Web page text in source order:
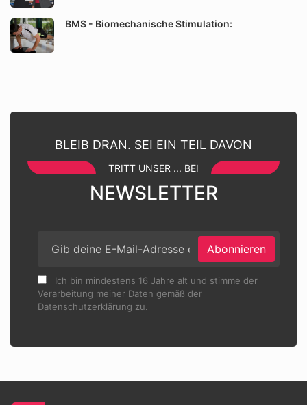
BMS - Biomechanische Stimulation:
BLEIB DRAN. SEI EIN TEIL DAVON
TRITT UNSER ... BEI
NEWSLETTER
Abonnieren
Ich bin mindestens 16 Jahre alt und stimme der
Verarbeitung meiner Daten gemäß der
Datenschutzerklärung zu.